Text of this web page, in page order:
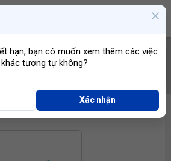
hạn, bạn có muốn xem thêm các việc
tương tự không?
Xác nhận